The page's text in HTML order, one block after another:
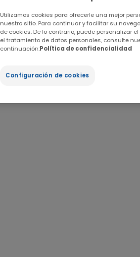
Utilizamos cookies para ofrecerle una mejor
nuestro sitio. Para continuar y facilitar su
de cookies. De lo contrario, puede personalizar
el tratamiento de datos personales, consulte
continuación:Política de confidencialidad
Configuración de cookies